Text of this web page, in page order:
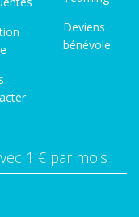
Deviens
bénévole
1 € par mois